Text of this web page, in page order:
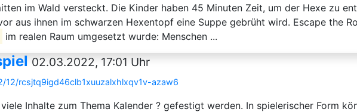
im Wald versteckt. Die Kinder haben 45 Minuten Zeit, um der Hexe zu
aus ihnen im schwarzen Hexentopf eine Suppe gebrüht wird. Escape the
im realen Raum umgesetzt wurde: Menschen ...
02.03.2022, 17:01 Uhr
rcsjtq9igd46clb1xuuzalxhlxqv1v-azaw6
Inhalte zum Thema Kalender ? gefestigt werden. In spielerischer Form